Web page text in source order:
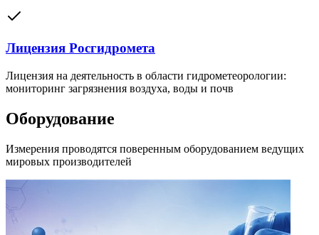
Лицензия Росгидромета
Лицензия на деятельность в области гидрометеорологии:
мониторинг загрязнения воздуха, воды и почв
Оборудование
Измерения проводятся поверенным оборудованием ведущих
мировых производителей